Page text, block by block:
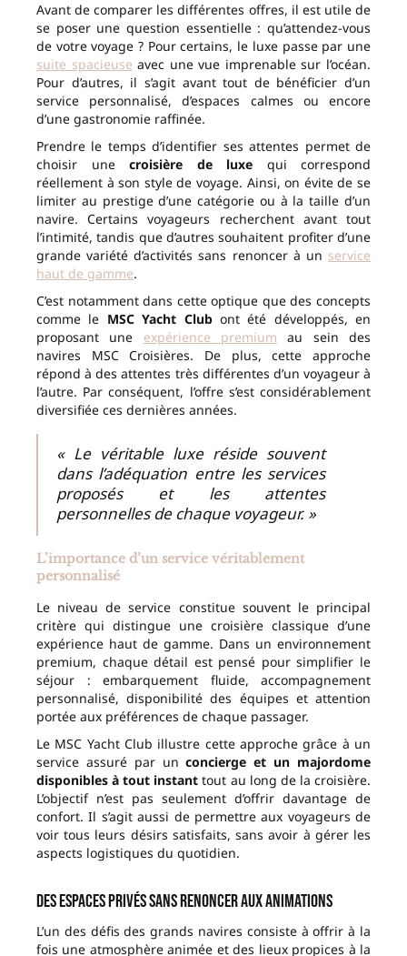
Avant de comparer les différentes offres, il est utile de
se poser une question essentielle : qu’attendez-vous
de votre voyage ? Pour certains, le luxe passe par une
suite spacieuse avec une vue imprenable sur l’océan.
Pour d’autres, il s’agit avant tout de bénéficier d’un
service personnalisé, d’espaces calmes ou encore
d’une gastronomie raffinée.
Prendre le temps d’identifier ses attentes permet de
choisir une croisière de luxe qui correspond
réellement à son style de voyage. Ainsi, on évite de se
limiter au prestige d’une catégorie ou à la taille d’un
navire. Certains voyageurs recherchent avant tout
l’intimité, tandis que d’autres souhaitent profiter d’une
grande variété d’activités sans renoncer à un service
haut de gamme.
C’est notamment dans cette optique que des concepts
comme le MSC Yacht Clubont été développés, en
proposant une expérience premium au sein des
navires MSC Croisières. De plus, cette approche
répond à des attentes très différentes d’un voyageur à
l’autre. Par conséquent, l’offre s’est considérablement
diversifiée ces dernières années.
« Le véritable luxe réside souvent
dans l’adéquation entre les services
proposés et les attentes
personnelles de chaque voyageur. »
L’importance d’un service véritablement
personnalisé
Le niveau de service constitue souvent le principal
critère qui distingue une croisière classique d’une
expérience haut de gamme. Dans un environnement
premium, chaque détail est pensé pour simplifier le
séjour : embarquement fluide, accompagnement
personnalisé, disponibilité des équipes et attention
portée aux préférences de chaque passager.
Le MSC Yacht Club illustre cette approche grâce à un
service assuré par unconcierge et un majordome
disponibles à tout instant tout au long de la croisière.
L’objectif n’est pas seulement d’offrir davantage de
confort. Il s’agit aussi de permettre aux voyageurs de
voir tous leurs désirs satisfaits, sans avoir à gérer les
aspects logistiques du quotidien.
Des espaces privés sans renoncer aux animations
L’un des défis des grands navires consiste à offrir à la
fois une atmosphère animée et des lieux propices à la